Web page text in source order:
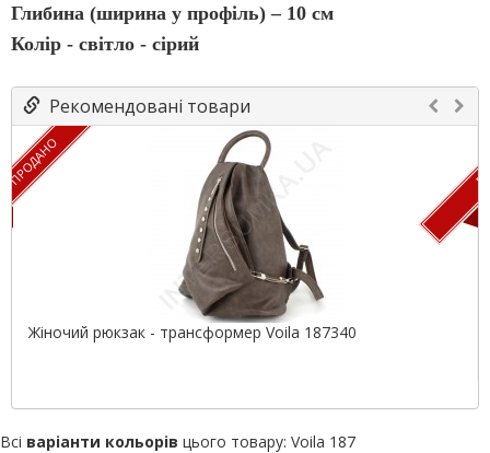
Глибина (ширина у профіль) – 10 см
Колір - світло - сірий
Рекомендовані товари
ПРОДАНО
Жіночий рюкзак - трансформер Voila 187340
Всі варіанти кольорів цього товару: Voila 187